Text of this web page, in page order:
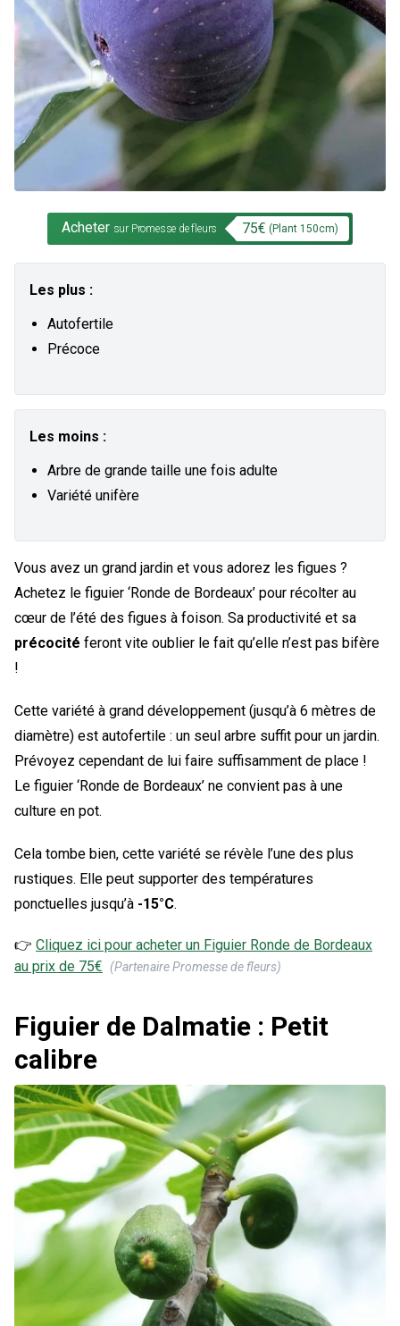
Acheter sur Promesse de fleurs 75€ (Plant 150cm)
Les plus :
Autofertile
Précoce
Les moins :
Arbre de grande taille une fois adulte
Variété unifère
Vous avez un grand jardin et vous adorez les figues ?
Achetez le figuier ‘Ronde de Bordeaux’ pour récolter au
cœur de l’été des figues à foison. Sa productivité et sa
précocité feront vite oublier le fait qu’elle n’est pas bifère
!
Cette variété à grand développement (jusqu’à 6 mètres de
diamètre) est autofertile : un seul arbre suffit pour un jardin.
Prévoyez cependant de lui faire suffisamment de place !
Le figuier ‘Ronde de Bordeaux’ ne convient pas à une
culture en pot.
Cela tombe bien, cette variété se révèle l’une des plus
rustiques. Elle peut supporter des températures
ponctuelles jusqu’à -15°C.
👉 Cliquez ici pour acheter un Figuier Ronde de Bordeaux
au prix de 75€ (Partenaire Promesse de fleurs)
Figuier de Dalmatie : Petit
calibre